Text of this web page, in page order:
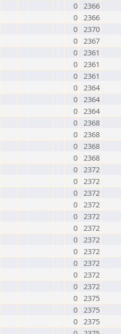
0 2366
0 2366
0 2370
0 2367
0 2361
0 2361
0 2361
0 2364
0 2364
0 2364
0 2368
0 2368
0 2368
0 2368
0 2372
0 2372
0 2372
0 2372
0 2372
0 2372
0 2372
0 2372
0 2372
0 2372
0 2372
0 2375
0 2375
0 2375